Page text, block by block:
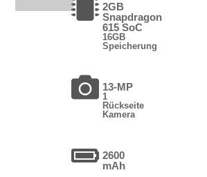
2GB
Snapdragon
615 SoC
16GB
Speicherung
13-MP
1
Rückseite
Kamera
2600
mAh